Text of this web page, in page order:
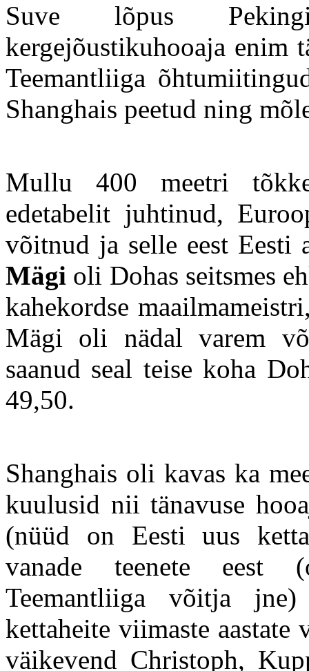
Suve lõpus
kergejõustikuhooaja enim
Teemantliiga
Shanghais peetud ning
Mullu 400 meetri
edetabelit juhtinud,
võitnud ja selle eest Eesti
Mägi oli Dohas seitsmes
kahekordse
Mägi oli nädal varem
saanud seal teise koha
49,50.
Shanghais oli kavas ka
kuulusid nii tänavuse
(nüüd on Eesti uus
vanade teenete eest
Teemantliiga võitja
kettaheite viimaste aastate
väikevend Christoph,